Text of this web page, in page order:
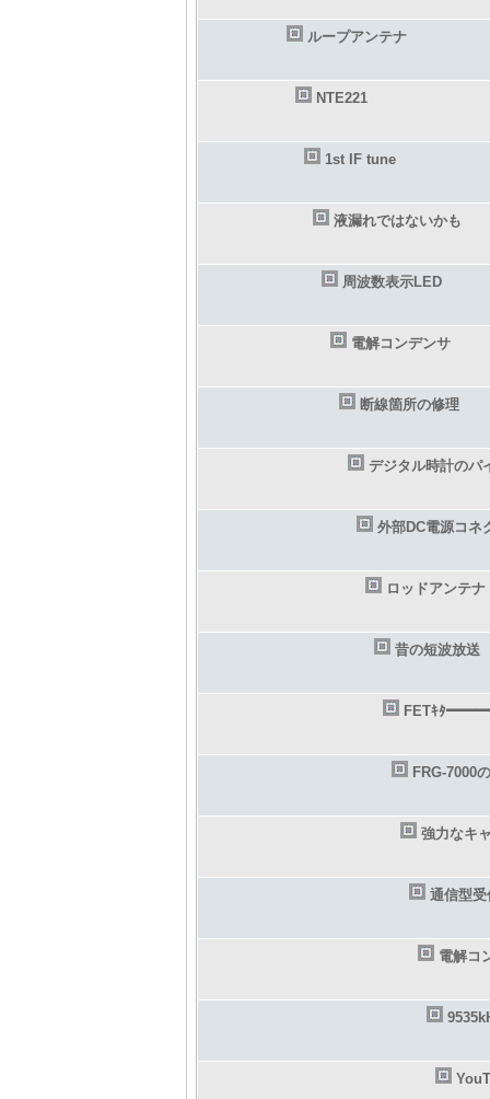
ループアンテナ
NTE221
1st IF tune
液漏れではないかも
周波数表示LED
電解コンデンサ
断線箇所の修理
デジタル時計のパ
外部DC電源コネ
ロッドアンテナ
昔の短波放送
FETｷﾀ
FRG-7000
強力なキ
通信型
電解コ